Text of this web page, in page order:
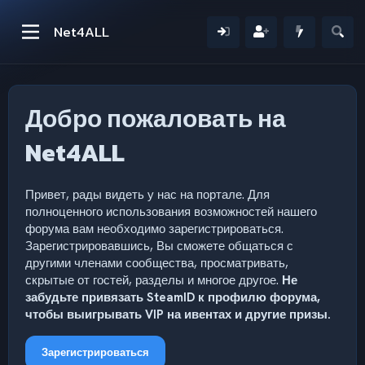
Net4ALL
Добро пожаловать на
Net4ALL
Привет, рады видеть у нас на портале. Для
полноценного использования возможностей нашего
форума вам необходимо зарегистрироваться.
Зарегистрировавшись, Вы сможете общаться с
другими членами сообщества, просматривать,
скрытые от гостей, разделы и многое другое. Не
забудьте привязать SteamID к профилю форума,
чтобы выигрывать VIP на ивентах и другие призы.
Зарегистрироваться